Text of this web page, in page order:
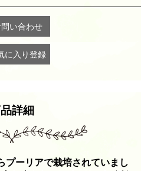
問い合わせ
に入り登録
詳細
プーリアで栽培されていまし